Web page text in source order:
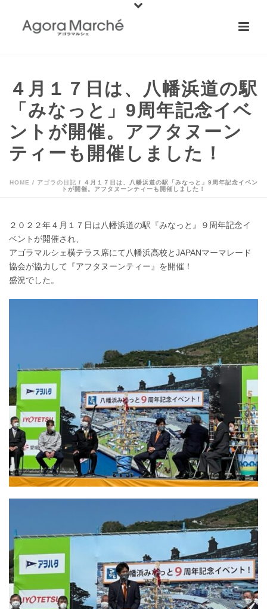
４月１７日は、八幡浜道の駅
「みなっと」9周年記念イベ
ントが開催。アフタヌーン
ティーも開催しました！
HOME / アゴラの日記 / ４月１７日は、八幡浜道の駅「みなっと」9周年記念イベン
トが開催。アフタヌーンティーも開催しました！
２０２２年４月１７日は八幡浜道の駅『みなっと』９周年記念イ
ベントが開催され、
アゴラマルシェ横テラス席にて八幡浜高校とJAPANマーマレード
協会が協力して『アフタヌーンティー』を開催！
盛況でした。